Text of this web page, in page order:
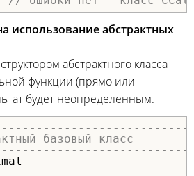
использование абстрактных
абстрактного класса
функции (прямо или
будет неопределенным.
базовый класс